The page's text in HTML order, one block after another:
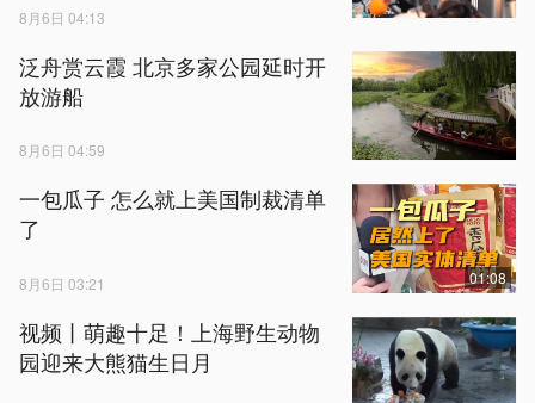
8月6日 04:13
泛舟赏云霞 北京多家公园延时开
放游船
8月6日 04:59
一包瓜子 怎么就上美国制裁清单
了
8月6日 03:21 01:08
视频丨萌趣十足！上海野生动物
园迎来大熊猫生日月